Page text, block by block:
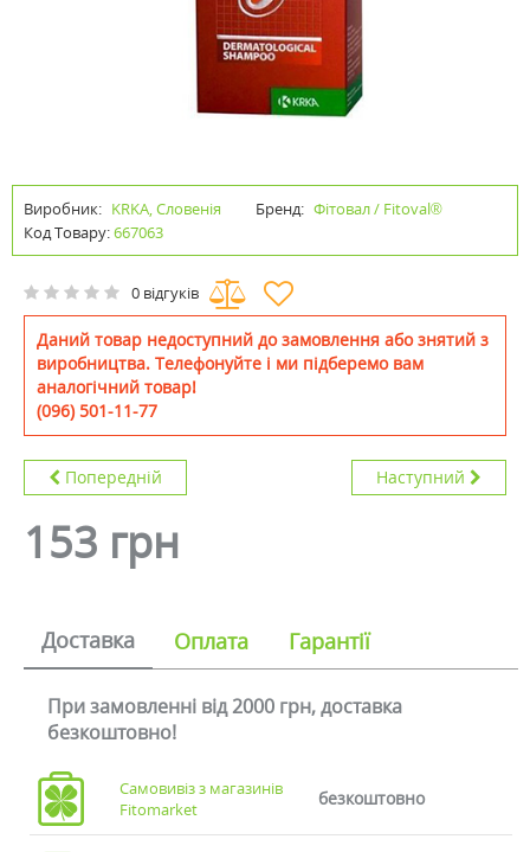
Виробник: KRKA, Словенія Бренд: Фітовал / Fitoval®
Код Товару:667063
0 відгуків
Даний товар недоступний до замовлення або знятий з
виробництва. Телефонуйте і ми підберемо вам
аналогічний товар!
(096) 501-11-77
Попередній Наступний
153 грн
Доставка Оплата Гарантії
При замовленні від 2000 грн, доставка
безкоштовно!
Самовивіз з магазинів
Fitomarket
безкоштовно